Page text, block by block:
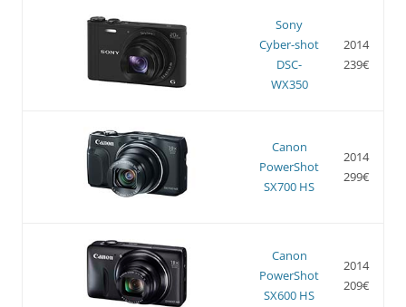
Sony
Cyber-shot
DSC-
WX350
2014
239€
Canon
PowerShot
SX700 HS
2014
299€
Canon
PowerShot
SX600 HS
2014
209€